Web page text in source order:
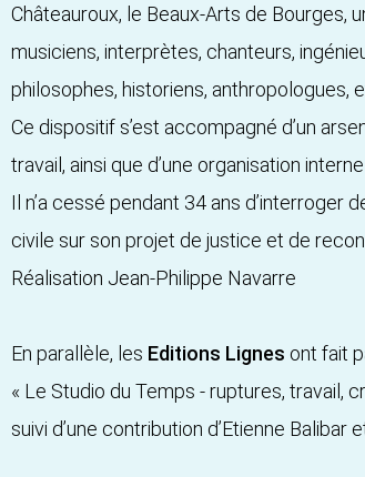
Châteauroux, le Beaux-Arts de Bourges,
musiciens, interprètes, chanteurs,
philosophes, historiens, anthropologues,
Ce dispositif s’est accompagné d’un
travail, ainsi que d’une organisation
Il n’a cessé pendant 34 ans d’interroger
civile sur son projet de justice et de
Réalisation Jean-Philippe Navarre
En parallèle, les Editions Lignes ont fait
« Le Studio du Temps - ruptures, travail,
suivi d’une contribution d’Etienne Balibar